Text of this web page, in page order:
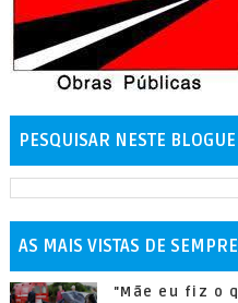
PESQUISAR NESTE BLOGUE
AS MAIS VISTAS DE SEMPRE
"Mãe eu fiz o